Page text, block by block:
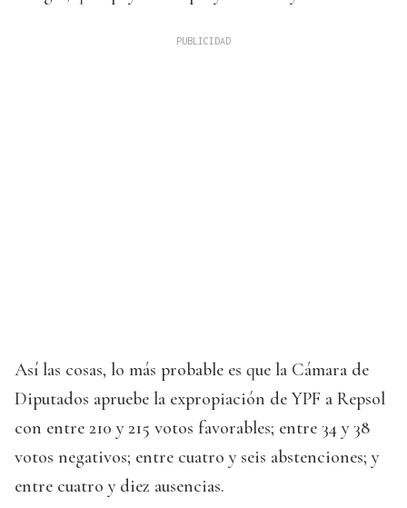
Así las cosas, lo más probable es que la Cámara de
Diputados apruebe la expropiación de YPF a Repsol
con entre 210 y 215 votos favorables; entre 34 y 38
votos negativos; entre cuatro y seis abstenciones; y
entre cuatro y diez ausencias.